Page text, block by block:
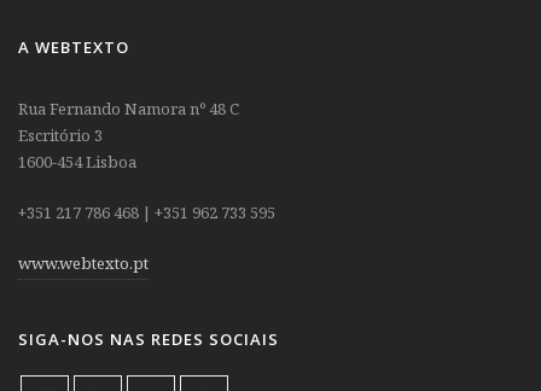
A WEBTEXTO
Rua Fernando Namora nº 48 C
Escritório 3
1600-454 Lisboa
+351 217 786 468 | +351 962 733 595
www.webtexto.pt
SIGA-NOS NAS REDES SOCIAIS